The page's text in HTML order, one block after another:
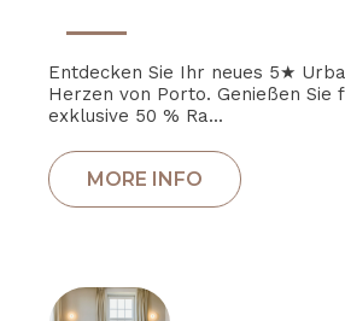
Entdecken Sie Ihr neues 5★
Herzen von Porto. Genießen Sie
exklusive 50 % Ra...